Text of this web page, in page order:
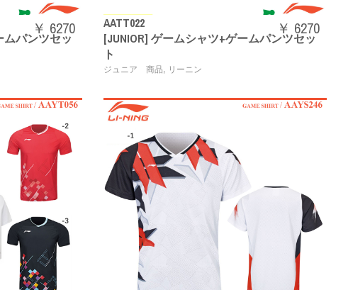
ムパンツセッ
￥ 6270
AATT022
[JUNIOR] ゲームシャツ+ゲームパンツセッ
ト
ジュニア 商品, リーニン
￥ 6270